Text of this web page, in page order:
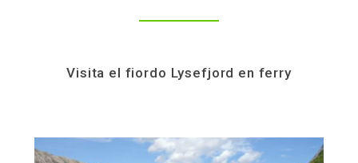
Visita el fiordo Lysefjord en ferry